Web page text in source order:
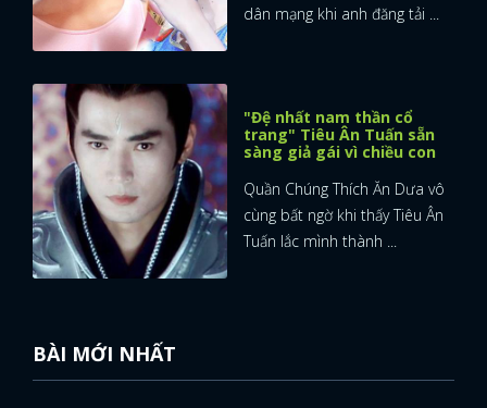
dân mạng khi anh đăng tải ...
"Đệ nhất nam thần cổ
trang" Tiêu Ân Tuấn sẵn
sàng giả gái vì chiều con
Quần Chúng Thích Ăn Dưa vô
cùng bất ngờ khi thấy Tiêu Ân
Tuấn lắc mình thành ...
BÀI MỚI NHẤT